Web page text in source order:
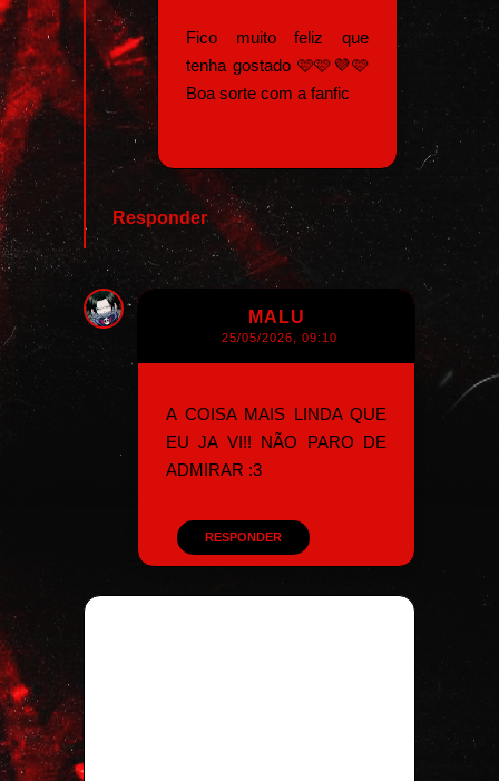
Fico muito feliz que
tenha gostado 🩷🩷💜🩷
Boa sorte com a fanfic
Responder
MALU
25/05/2026, 09:10
A COISA MAIS LINDA QUE
EU JA VI!! NÃO PARO DE
ADMIRAR :3
RESPONDER